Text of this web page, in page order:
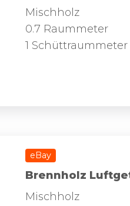
Mischholz
0.7 Raummeter
1 Schüttraummeter
eBay
Brennholz
Mischholz